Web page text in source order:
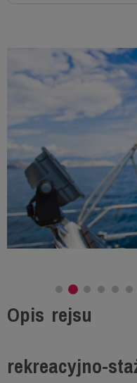
Opis rejsu
rekreacyjno-